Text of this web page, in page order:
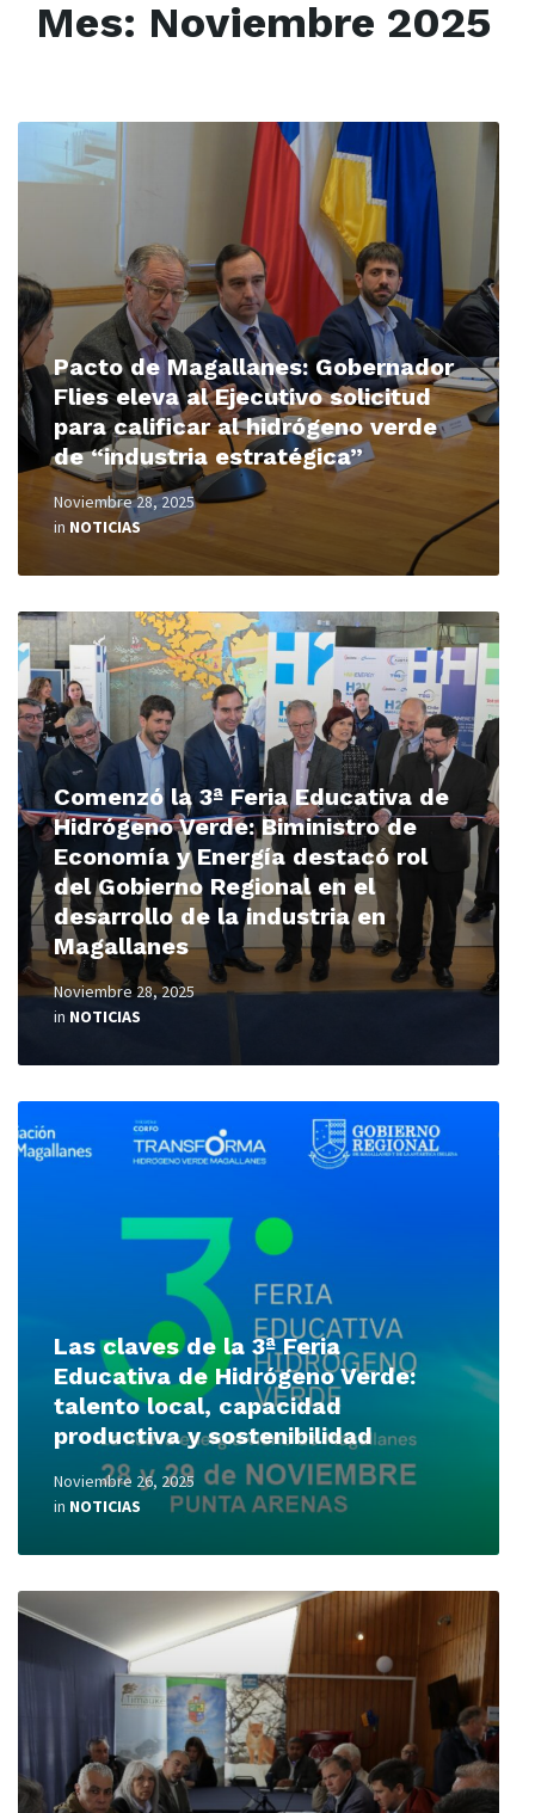
Mes: Noviembre 2025
Pacto de Magallanes: Gobernador
Flies eleva al Ejecutivo solicitud
para calificar al hidrógeno verde
de “industria estratégica”
Noviembre 28, 2025
in NOTICIAS
Read
Comenzó la 3ª Feria Educativa de
Hidrógeno Verde: Biministro de
Economía y Energía destacó rol
del Gobierno Regional en el
desarrollo de la industria en
Magallanes
Noviembre 28, 2025
in NOTICIAS
Read
More
Las claves de la 3ª Feria
Educativa de Hidrógeno Verde:
talento local, capacidad
productiva y sostenibilidad
Noviembre 26, 2025
in NOTICIAS
Read
More
Read
More